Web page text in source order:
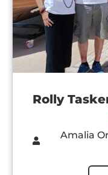
Rolly
Amalia